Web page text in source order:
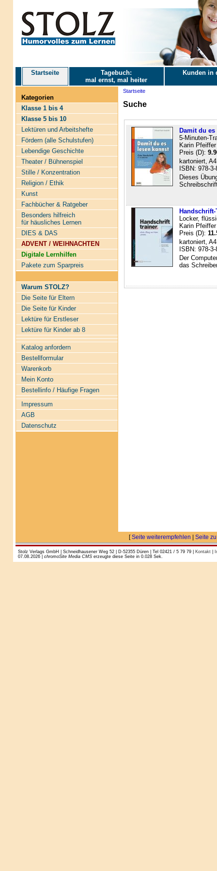
Startseite
Tagebuch:
mal ernst, mal heiter
Kunden in
Kategorien
Klasse 1 bis 4
Klasse 5 bis 10
Lektüren und Arbeitshefte
Fördern (alle Schulstufen)
Lebendige Geschichte
Theater / Bühnenspiel
Stille / Konzentration
Religion / Ethik
Kunst
Fachbücher & Ratgeber
Besonders hilfreich
für häusliches Lernen
DIES & DAS
ADVENT / WEIHNACHTEN
Digitale Lernhilfen
Pakete zum Sparpreis
Warum STOLZ?
Die Seite für Eltern
Die Seite für Kinder
Lektüre für Erstleser
Lektüre für Kinder ab 8
Katalog anfordern
Bestellformular
Warenkorb
Mein Konto
Bestellinfo / Häufige Fragen
Impressum
AGB
Datenschutz
Startseite
Suche
Damit du
5-Minuten-
Karin Pfeiffer
Preis (D):
kartoniert,
ISBN: 978-
Dieses
Handschrift-
Locker,
Karin Pfeiffer
Preis (D):
kartoniert,
ISBN: 978-
Der
das
[Seite weiterempfehlen Seite
Stolz Verlags GmbH | Schneidhausener Weg 52 | D-52355 Düren | Tel 02421 / 5 79 79 | Kontakt|
07.08.2026 | chromoSite Media CMSerzeugte diese Seite in 0.028 Sek.